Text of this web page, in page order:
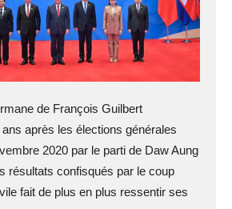
de François Guilbert
après les élections générales
2020 par le parti de Daw Aung
résultats confisqués par le coup
fait de plus en plus ressentir ses